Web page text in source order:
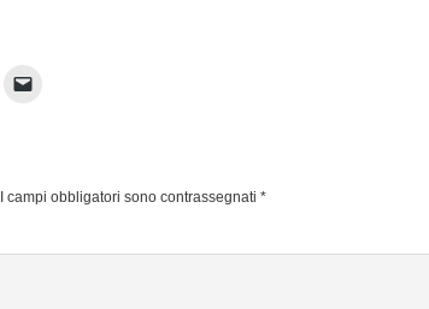
I campi obbligatori sono contrassegnati *